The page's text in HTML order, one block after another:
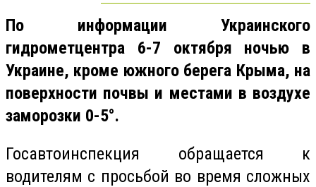
По информации Украинского
гидрометцентра 6-7 октября ночью в
Украине, кроме южного берега Крыма, на
поверхности почвы и местами в воздухе
заморозки 0-5°.
Госавтоинспекция обращается к
водителям с просьбой во время сложных